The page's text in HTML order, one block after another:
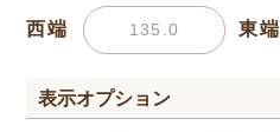
西端 東端
表示オプション